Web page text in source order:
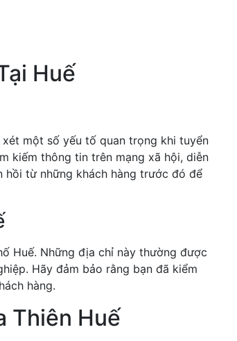
Huế
một số yếu tố quan trọng khi tuyển
kiếm thông tin trên mạng xã hội, diễn
hồi từ những khách hàng trước đó để
Huế. Những địa chỉ này thường được
Hãy đảm bảo rằng bạn đã kiểm
hàng.
Thiên Huế